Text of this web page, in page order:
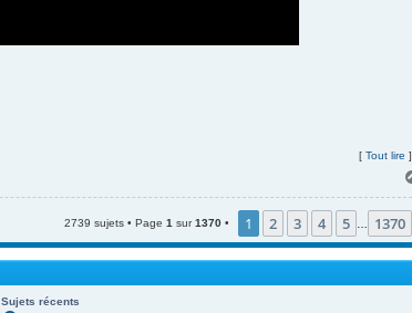
[ Tout lire ]
2739 sujets • Page 1 sur1370 • 1 2 3 4 5 1370
Sujets récents